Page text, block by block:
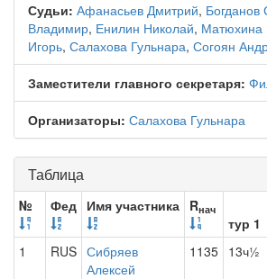
Судьи: Афанасьев Дмитрий, Богданов
Владимир, Енилин Николай, Матюхина
Игорь, Салахова Гульнара, Согоян
Заместители главного секретаря:
Организаторы: Салахова Гульнара
Таблица
№ Фед Имя участника Rнач
тур 1
1
RUS Сибряев
Алексей
1135 13ч½